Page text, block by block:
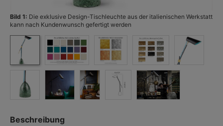
Bild 1: Die exklusive Design-Tischleuchte aus der italienischen Werkstatt
kann nach Kundenwunsch gefertigt werden
Beschreibung